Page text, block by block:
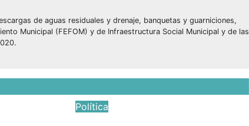
de aguas residuales y drenaje, banquetas y guarniciones,
Municipal (FEFOM) y de Infraestructura Social Municipal y de las
Política